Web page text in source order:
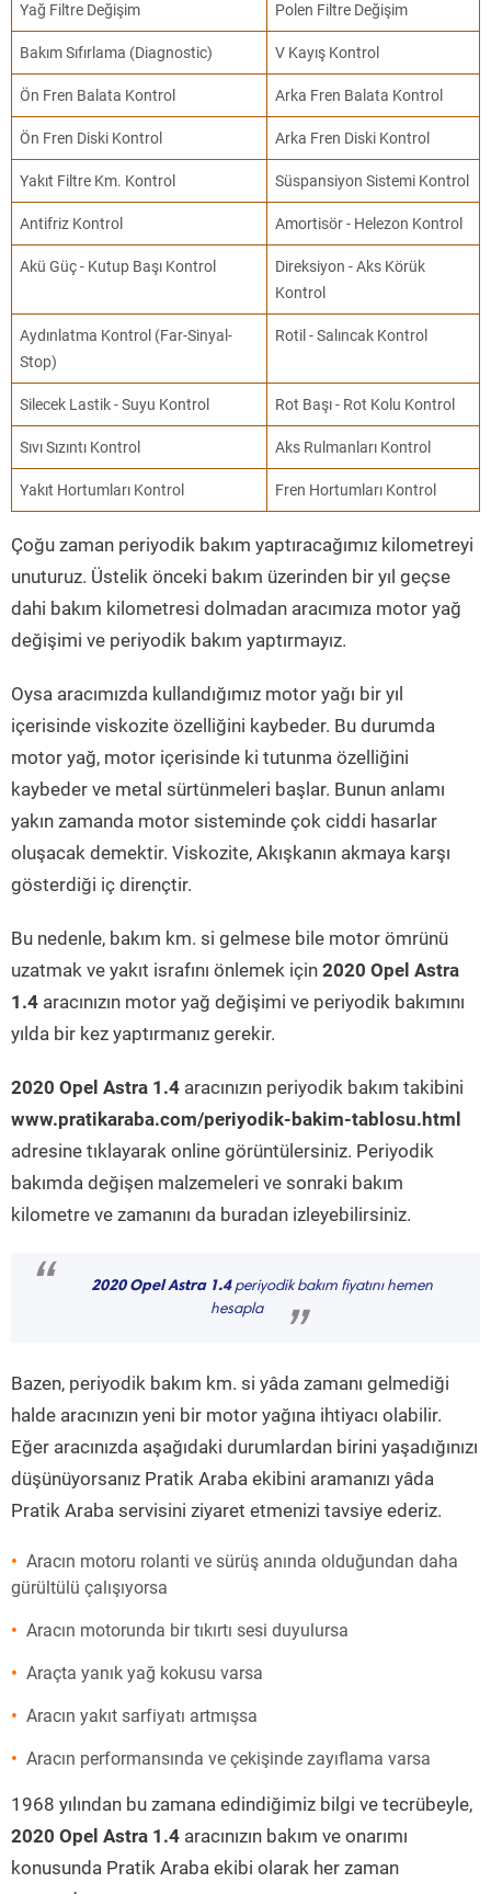
Yağ Filtre Değişim Polen Filtre Değişim
Bakım Sıfırlama (Diagnostic) V Kayış Kontrol
Ön Fren Balata Kontrol Arka Fren Balata Kontrol
Ön Fren Diski Kontrol Arka Fren Diski Kontrol
Yakıt Filtre Km. Kontrol Süspansiyon Sistemi Kontrol
Antifriz Kontrol Amortisör - Helezon Kontrol
Akü Güç - Kutup Başı Kontrol
Direksiyon - Aks Körük
Kontrol
Aydınlatma Kontrol (Far-Sinyal-
Stop)
Rotil - Salıncak Kontrol
Silecek Lastik - Suyu Kontrol Rot Başı - Rot Kolu Kontrol
Sıvı Sızıntı Kontrol Aks Rulmanları Kontrol
Yakıt Hortumları Kontrol Fren Hortumları Kontrol
Çoğu zaman periyodik bakım yaptıracağımız kilometreyi
unuturuz. Üstelik önceki bakım üzerinden bir yıl geçse
dahi bakım kilometresi dolmadan aracımıza motor yağ
değişimi ve periyodik bakım yaptırmayız.
Oysa aracımızda kullandığımız motor yağı bir yıl
içerisinde viskozite özelliğini kaybeder. Bu durumda
motor yağ, motor içerisinde ki tutunma özelliğini
kaybeder ve metal sürtünmeleri başlar. Bunun anlamı
yakın zamanda motor sisteminde çok ciddi hasarlar
oluşacak demektir. Viskozite, Akışkanın akmaya karşı
gösterdiği iç dirençtir.
Bu nedenle, bakım km. si gelmese bile motor ömrünü
uzatmak ve yakıt israfını önlemek için 2020 Opel Astra
1.4 aracınızın motor yağ değişimi ve periyodik bakımını
yılda bir kez yaptırmanız gerekir.
2020 Opel Astra 1.4 aracınızın periyodik bakım takibini
www.pratikaraba.com/periyodik-bakim-tablosu.html
adresine tıklayarak online görüntülersiniz. Periyodik
bakımda değişen malzemeleri ve sonraki bakım
kilometre ve zamanını da buradan izleyebilirsiniz.
“ 2020 Opel Astra 1.4periyodik bakım fiyatını hemen
hesapla
”
Bazen, periyodik bakım km. si yâda zamanı gelmediği
halde aracınızın yeni bir motor yağına ihtiyacı olabilir.
Eğer aracınızda aşağıdaki durumlardan birini yaşadığınızı
düşünüyorsanız Pratik Araba ekibini aramanızı yâda
Pratik Araba servisini ziyaret etmenizi tavsiye ederiz.
Aracın motoru rolanti ve sürüş anında olduğundan daha
gürültülü çalışıyorsa
Aracın motorunda bir tıkırtı sesi duyulursa
Araçta yanık yağ kokusu varsa
Aracın yakıt sarfiyatı artmışsa
Aracın performansında ve çekişinde zayıflama varsa
1968 yılından bu zamana edindiğimiz bilgi ve tecrübeyle,
2020 Opel Astra 1.4 aracınızın bakım ve onarımı
konusunda Pratik Araba ekibi olarak her zaman